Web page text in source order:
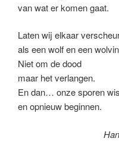
van wat er komen gaat.
Laten wij elkaar
als een wolf en een
Niet om de dood
maar het verlangen.
En dan… onze sporen
en opnieuw beginnen.